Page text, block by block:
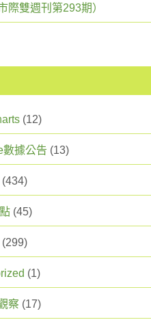
際雙週刊第293期）
(12)
數據公告 (13)
(434)
(45)
(299)
(1)
察 (17)